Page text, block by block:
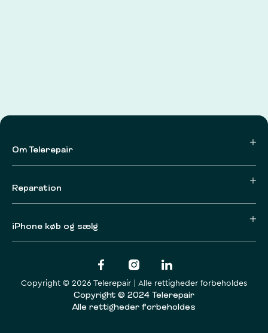
Om Telerepair
Reparation
iPhone køb og sælg
Copyright © 2026 Telerepair | Alle rettigheder forbeholdes
Copyright © 2024 Telerepair
Alle rettigheder forbeholdes